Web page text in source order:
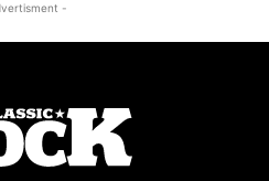
-